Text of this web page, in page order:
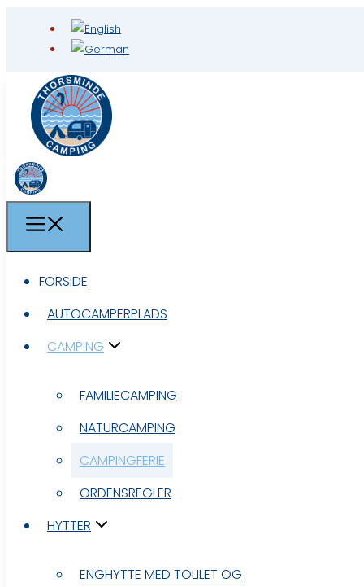
FORSIDE
AUTOCAMPERPLADS
CAMPING
FAMILIECAMPING
NATURCAMPING
CAMPINGFERIE
ORDENSREGLER
HYTTER
ENGHYTTE MED TOLILET OG
FORSIDE
AUTOCAMPERPLADS
CAMPING
FAMILIECAMPING
NATURCAMPING
CAMPINGFERIE
ORDENSREGLER
HYTTER
ENGHYTTE MED TOLILET OG